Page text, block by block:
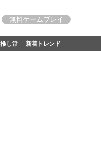
無料ゲームプレイ
推し活 新着トレンド